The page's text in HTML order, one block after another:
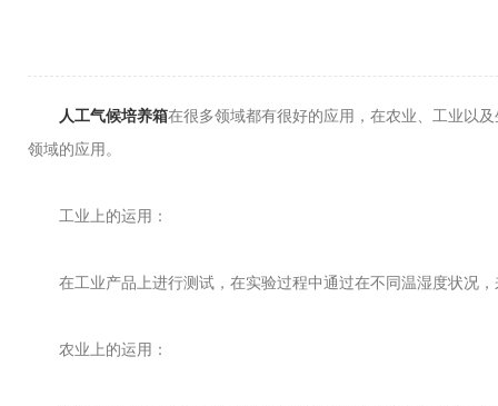
人工气候培养箱在很多领域都有很好的应用，在农业、工业以
领域的应用。
工业上的运用：
在工业产品上进行测试，在实验过程中通过在不同温湿度状况，
农业上的运用：